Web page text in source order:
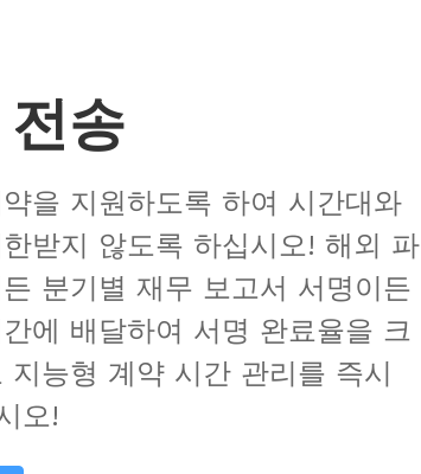
송
을 지원하도록 하여 시간대와
받지 않도록 하십시오! 해외 파
분기별 재무 보고서 서명이든
에 배달하여 서명 완료율을 크
지능형 계약 시간 관리를 즉시
오!